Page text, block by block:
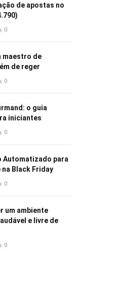
de apostas no
0
maestro de
de reger
0
o guia
iniciantes
0
Automatizado para
na Black Friday
0
um ambiente
e livre de
0